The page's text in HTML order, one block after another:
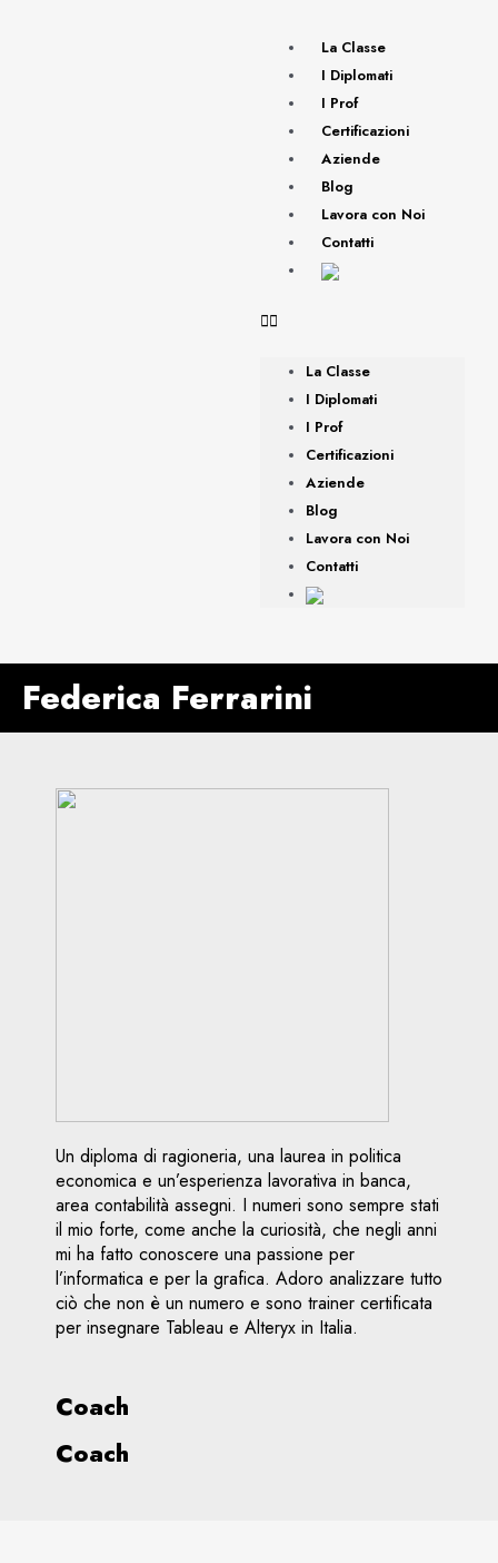
La Classe
I Diplomati
I Prof
Certificazioni
Aziende
Blog
Lavora con Noi
Contatti
La Classe
I Diplomati
I Prof
Certificazioni
Aziende
Blog
Lavora con Noi
Contatti
Federica Ferrarini
Un diploma di ragioneria, una laurea in politica
economica e un’esperienza lavorativa in banca,
area contabilità assegni. I numeri sono sempre stati
il mio forte, come anche la curiosità, che negli anni
mi ha fatto conoscere una passione per
l’informatica e per la grafica. Adoro analizzare tutto
ciò che non è un numero e sono trainer certificata
per insegnare Tableau e Alteryx in Italia.
Coach
Coach